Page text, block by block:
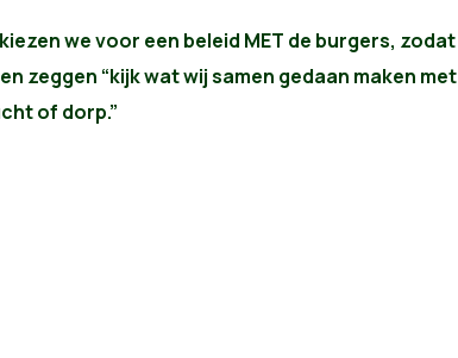
we voor een beleid MET de burgers, zodat
zeggen “kijk wat wij samen gedaan maken met
of dorp.”